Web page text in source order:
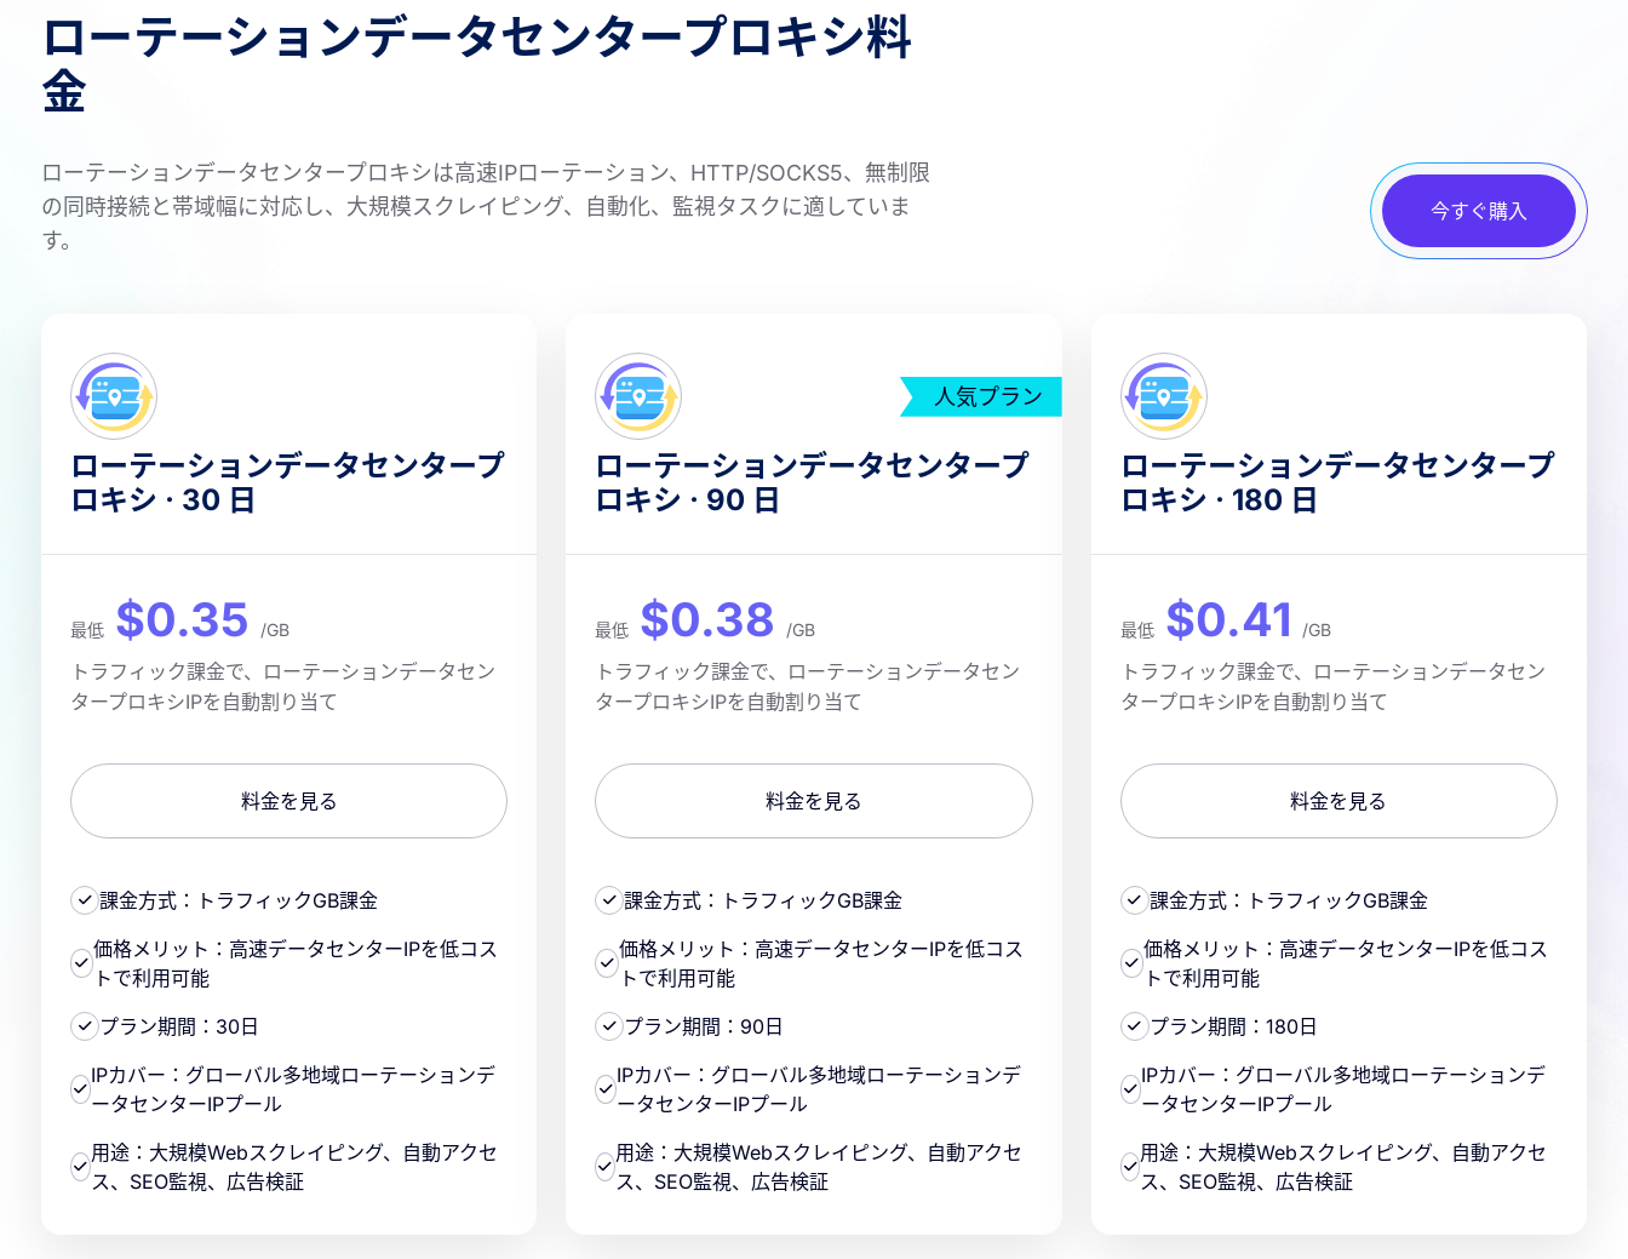
ローテーションデータセンタープロキシ料
金
ローテーションデータセンタープロキシは高速IPローテーション、HTTP/SOCKS5、無制限
の同時接続と帯域幅に対応し、大規模スクレイピング、自動化、監視タスクに適していま
す。
今すぐ購入
ローテーションデータセンタープ
ロキシ · 30 日
最低 $0.35 /GB
トラフィック課金で、ローテーションデータセン
タープロキシIPを自動割り当て
料金を見る
課金方式：トラフィックGB課金
価格メリット：高速データセンターIPを低コス
トで利用可能
プラン期間：30日
IPカバー：グローバル多地域ローテーションデ
ータセンターIPプール
用途：大規模Webスクレイピング、自動アクセ
ス、SEO監視、広告検証
人気プラン
ローテーションデータセンタープ
ロキシ · 90 日
最低 $0.38 /GB
トラフィック課金で、ローテーションデータセン
タープロキシIPを自動割り当て
料金を見る
課金方式：トラフィックGB課金
価格メリット：高速データセンターIPを低コス
トで利用可能
プラン期間：90日
IPカバー：グローバル多地域ローテーションデ
ータセンターIPプール
用途：大規模Webスクレイピング、自動アクセ
ス、SEO監視、広告検証
ローテーションデータセンタープ
ロキシ · 180 日
最低 $0.41 /GB
トラフィック課金で、ローテーションデータセン
タープロキシIPを自動割り当て
料金を見る
課金方式：トラフィックGB課金
価格メリット：高速データセンターIPを低コス
トで利用可能
プラン期間：180日
IPカバー：グローバル多地域ローテーションデ
ータセンターIPプール
用途：大規模Webスクレイピング、自動アクセ
ス、SEO監視、広告検証